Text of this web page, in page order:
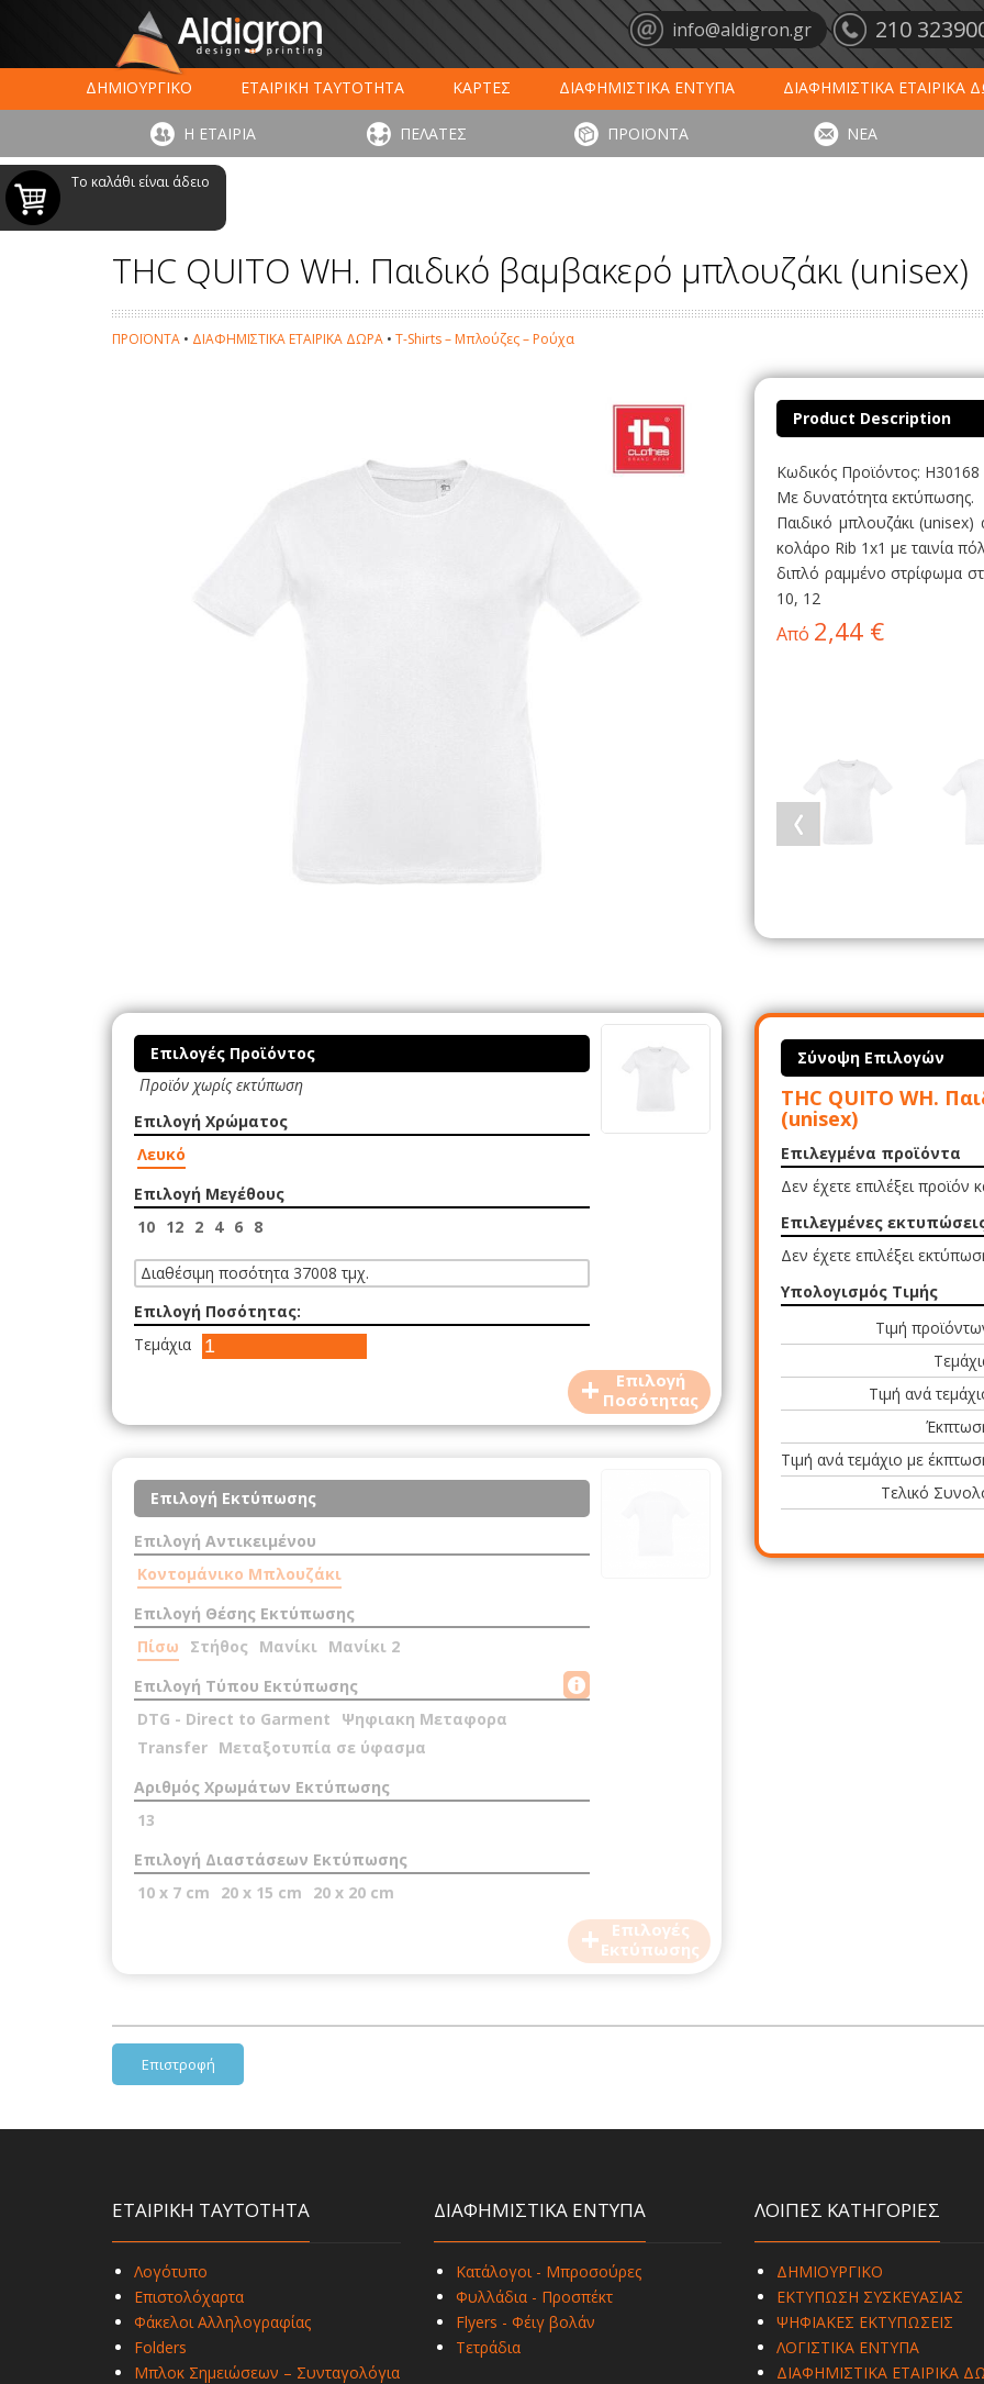
info@aldigron.gr 210
ΔΗΜΙΟΥΡΓΙΚΟ ΕΤΑΙΡΙΚΗ ΤΑΥΤΟΤΗΤΑ ΚΑΡΤΕΣ ΔΙΑΦΗΜΙΣΤΙΚΑ ΕΝΤΥΠΑ
ΔΙΑΦΗΜΙΣΤΙΚΑ ΕΤΑΙΡΙΚΑ
ΕΚΤΥΠΩΣΗ ΣΥΣΚΕΥΑΣΙΑΣ
LARGE FORMAT ΕΚΤΥΠΩΣΕΙΣ ΞΕΝΟΔΟΧΕΙΑ - ΕΣΤΙΑΣΗ ΤΑΠΕΤΑ ΕΙΣΟΔΟΥ
Η ΕΤΑΙΡΙΑ ΠΕΛΑΤΕΣ ΠΡΟΪΟΝΤΑ ΝΕΑ
Το καλάθι είναι άδειο
THC QUITO WH. Παιδικό βαμβακερό μπλουζάκι (unisex)
ΠΡΟΪΟΝΤΑ • ΔΙΑΦΗΜΙΣΤΙΚΑ ΕΤΑΙΡΙΚΑ ΔΩΡΑ • T-Shirts – Μπλούζες – Ρούχα
Product Description
Κωδικός Προϊόντος: H30168
Με δυνατότητα εκτύπωσης.
Παιδικό μπλουζάκι
κολάρο Rib 1x1 με ταινία
διπλό ραμμένο στρίφωμα
10, 12
Από 2,44 €
Επιλογές Προϊόντος
Προϊόν χωρίς εκτύπωση
+
Επιλογή
Ποσότητας
Επιλογή Χρώματος
Λευκό
Επιλογή Μεγέθους
10 12 2 4 6 8
Διαθέσιμη ποσότητα 37008 τμχ.
Επιλογή Ποσότητας:
Τεμάχια
+
Επιλογές
Εκτύπωσης
Επιλογή Εκτύπωσης
Επιλογή Αντικειμένου
Κοντομάνικο Μπλουζάκι
Επιλογή Θέσης Εκτύπωσης
Πίσω
Στήθος Μανίκι Μανίκι 2
Επιλογή Τύπου Εκτύπωσης
DTG - Direct to Garment
Ψηφιακη Μεταφορα
Transfer Μεταξοτυπία σε ύφασμα
Αριθμός Χρωμάτων Εκτύπωσης
13
Επιλογή Διαστάσεων Εκτύπωσης
10 x 7 cm
20 x 15 cm 20 x 20 cm
Σύνοψη Επιλογών
THC QUITO WH.
(unisex)
Επιλεγμένα προϊόντα
Δεν έχετε επιλέξει προϊόν
Επιλεγμένες
Δεν έχετε επιλέξει
Υπολογισμός Τιμής
Τιμή
Τιμή ανά
Τιμή ανά τεμάχιο με
Τελικό
Επιστροφή
ΕΤΑΙΡΙΚΗ ΤΑΥΤΟΤΗΤΑ
Λογότυπο
Επιστολόχαρτα
Φάκελοι Αλληλογραφίας
Folders
Μπλοκ Σημειώσεων – Συνταγολόγια
ΔΙΑΦΗΜΙΣΤΙΚΑ ΕΝΤΥΠΑ
Κατάλογοι - Μπροσούρες
Φυλλάδια - Προσπέκτ
Flyers - Φέιγ βολάν
Τετράδια
ΛΟΙΠΕΣ ΚΑΤΗΓΟΡΙΕΣ
ΔΗΜΙΟΥΡΓΙΚΟ
ΕΚΤΥΠΩΣΗ ΣΥΣΚΕΥΑΣΙΑΣ
ΨΗΦΙΑΚΕΣ ΕΚΤΥΠΩΣΕΙΣ
ΛΟΓΙΣΤΙΚΑ ΕΝΤΥΠΑ
ΔΙΑΦΗΜΙΣΤΙΚΑ ΕΤΑΙΡΙΚΑ